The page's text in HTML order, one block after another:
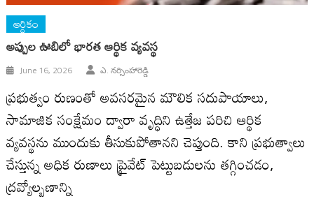
ఆర్ధికం
అప్పుల ఊబిలో భారత ఆర్థిక వ్యవస్థ
June 16, 2026 ఎ. నర్సింహారెడ్డి
ప్రభుత్వం రుణంతో అవసరమైన మౌలిక సదుపాయాలు,
సామాజిక సంక్షేమం ద్వారా వృద్ధిని ఉత్తేజ పరిచి ఆర్థిక
వ్యవస్థను ముందుకు తీసుకుపోతాన‌ని చెప్తుంది. కాని ప్ర‌భుత్వాలు
చేస్తున్న‌ అధిక రుణాలు ప్రైవేట్ పెట్టుబడులను తగ్గించడం,
ద్రవ్యోల్బణాన్ని